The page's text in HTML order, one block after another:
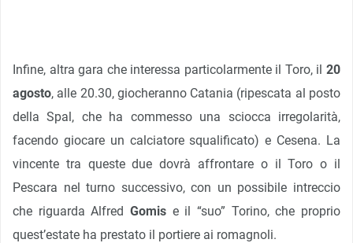
Infine, altra gara che interessa particolarmente il Toro, il 20
agosto, alle 20.30, giocheranno Catania (ripescata al posto
della Spal, che ha commesso una sciocca irregolarità,
facendo giocare un calciatore squalificato) e Cesena. La
vincente tra queste due dovrà affrontare o il Toro o il
Pescara nel turno successivo, con un possibile intreccio
che riguarda Alfred Gomis e il “suo” Torino, che proprio
quest’estate ha prestato il portiere ai romagnoli.